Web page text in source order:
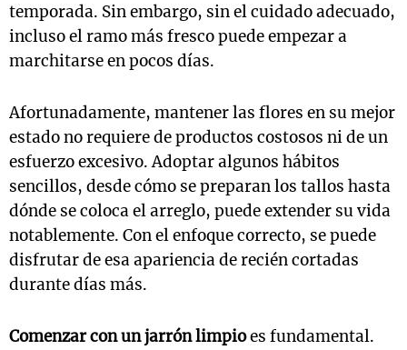
temporada. Sin embargo, sin el cuidado adecuado,
incluso el ramo más fresco puede empezar a
marchitarse en pocos días.
Afortunadamente, mantener las flores en su mejor
estado no requiere de productos costosos ni de un
esfuerzo excesivo. Adoptar algunos hábitos
sencillos, desde cómo se preparan los tallos hasta
dónde se coloca el arreglo, puede extender su vida
notablemente. Con el enfoque correcto, se puede
disfrutar de esa apariencia de recién cortadas
durante días más.
Comenzar con un jarrón limpioes fundamental.